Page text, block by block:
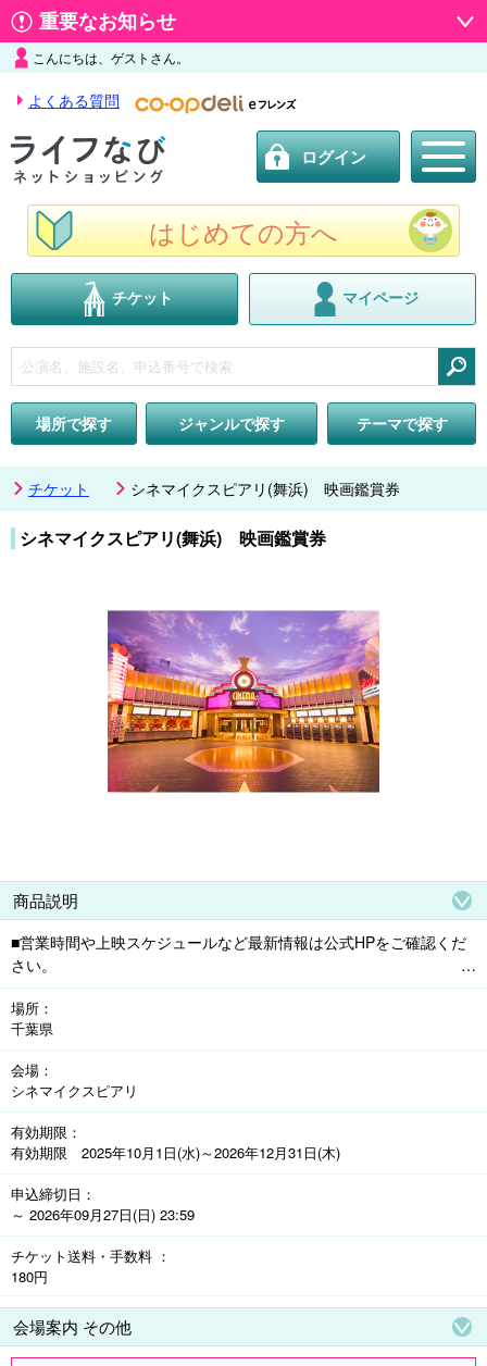
重要なお知らせ
こんにちは、ゲストさん。
よくある質問
ログイン
はじめての方へ
チケット マイページ
場所で探す
ジャンルで探す テーマで探す
チケット シネマイクスピアリ(舞浜) 映画鑑賞券
シネマイクスピアリ(舞浜) 映画鑑賞券
商品説明
■営業時間や上映スケジュールなど最新情報は公式HPをご確認くだ
さい。
■上映中の1作品に1回ご利用いただけます。
■当日窓口価格
一般:2,000円、大学生1,500円、小学生～高校生:1,000円、3～6歳の
未就学児:1,000円、シニア(60歳以上):1,300円
場所
千葉県
会場
シネマイクスピアリ
有効期限
有効期限 2025年10月1日(水)～2026年12月31日(木)
申込締切日
～ 2026年09月27日(日) 23:59
チケット送料・手数料
180円
会場案内 その他